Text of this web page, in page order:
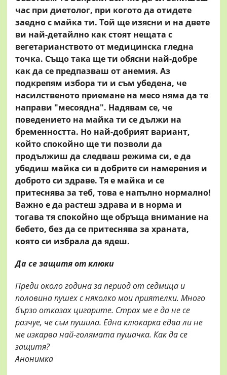
час при диетолог, при когото да отидете
заедно с майка ти. Той ще изясни и на двете
ви най-детайлно как стоят нещата с
вегетарианството от медицинска гледна
точка. Също така ще ти обясни най-добре
как да се предпазваш от анемия. Аз
подкрепям избора ти и съм убедена, че
насилственото приемане на месо няма да те
направи "месоядна". Надявам се, че
поведението на майка ти се дължи на
бременността. Но най-добрият вариант,
който спокойно ще ти позволи да
продължиш да следваш режима си, е да
убедиш майка си в добрите си намерения и
доброто си здраве. Тя е майка и се
притеснява за теб, това е напълно нормално!
Важно е да растеш здрава и в норма и
тогава тя спокойно ще обръща внимание на
бебето, без да се притеснява за храната,
която си избрала да ядеш.
Да се защитя от клюки
Преди около година за период от седмица и
половина пушех с няколко мои приятелки. Много
бързо отказах цигарите. Страх ме е да не се
разчуе, че съм пушила. Една клюкарка едва ли не
ме изкарва най-голямата пушачка. Как да се
защитя?
Анонимка